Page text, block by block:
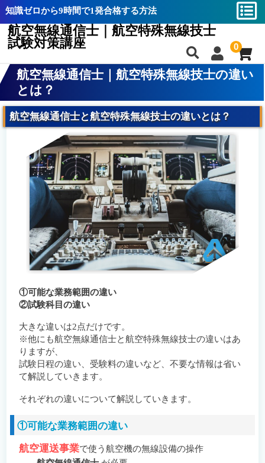
知識ゼロから9時間で1発合格する方法
航空無線通信士｜航空特殊無線技士
試験対策講座
0
合格率と難易度分析
航空無線通信士とは？
航空特殊無線技士とは？
航空通｜航空特殊無線技士の違い
講座の特長
教材一覧
航空無線通信士バイブル
航空特殊無線技士バイブル
攻略動画
過去問解説
航空無線通信士 2023年2月 英会話 過去問解説
(音声付き)
航空無線通信士 2022年8月 英会話 過去問解説
(音声付き)
よくある質問/問合せ
合格者の声
合格率と難易度分析
航空無線通信士とは？
航空特殊無線技士とは？
航空通｜航空特殊無線技士の違い
講座の特長
教材一覧
航空無線通信士バイブル
航空特殊無線技士バイブル
攻略動画
過去問解説
航空無線通信士 2023年2月 英会話 過去問解説
(音声付き)
航空無線通信士 2022年8月 英会話 過去問解説
(音声付き)
よくある質問/問合せ
合格者の声
航空無線通信士｜航空特殊無線技士の違い
とは？
航空無線通信士と航空特殊無線技士の違いとは？
①可能な業務範囲の違い
②試験科目の違い
大きな違いは2点だけです。
※他にも航空無線通信士と航空特殊無線技士の違いはあ
りますが、
試験日程の違い、受験料の違いなど、不要な情報は省い
て解説していきます。
それぞれの違いについて解説していきます。
①可能な業務範囲の違い
航空運送事業で使う航空機の無線設備の操作